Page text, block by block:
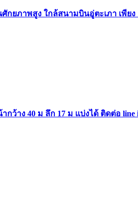
ภาพสูง ใกล้สนามบินอู่ตะเภา เพียง
ว้าง 40 ม ลึก 17 ม แบ่งได้ ติดต่อ line